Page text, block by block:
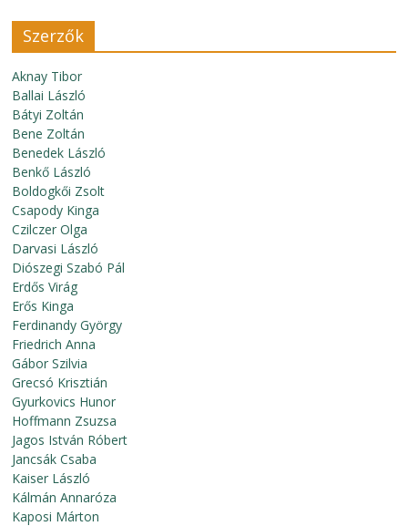
Szerzők
Aknay Tibor
Ballai László
Bátyi Zoltán
Bene Zoltán
Benedek László
Benkő László
Boldogkői Zsolt
Csapody Kinga
Czilczer Olga
Darvasi László
Diószegi Szabó Pál
Erdős Virág
Erős Kinga
Ferdinandy György
Friedrich Anna
Gábor Szilvia
Grecsó Krisztián
Gyurkovics Hunor
Hoffmann Zsuzsa
Jagos István Róbert
Jancsák Csaba
Kaiser László
Kálmán Annaróza
Kaposi Márton